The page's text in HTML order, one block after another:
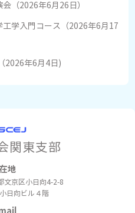
関東支部
地
文京区小日向4-2-8
日向ビル４階
（2026年6月26日）
学入門コース（2026年6月17
2026年6月4日)